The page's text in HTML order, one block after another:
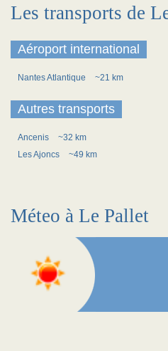
Les transports de
Aéroport international
Nantes Atlantique ~21 km
Autres transports
Ancenis
~32 km
Les Ajoncs
~49 km
Méteo à Le Pallet